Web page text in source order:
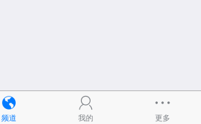
频道 我的 更多